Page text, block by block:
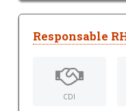
Responsable
CDI